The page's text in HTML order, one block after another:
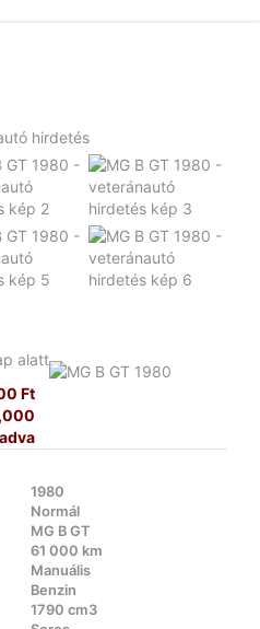
alatt
Ft
1980
Normál
MG B GT
61 000 km
Manuális
Benzin
1790 cm3